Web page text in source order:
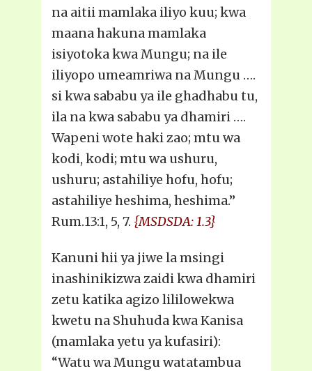
na aitii mamlaka iliyo kuu; kwa
maana hakuna mamlaka
isiyotoka kwa Mungu; na ile
iliyopo umeamriwa na Mungu ….
si kwa sababu ya ile ghadhabu tu,
ila na kwa sababu ya dhamiri ….
Wapeni wote haki zao; mtu wa
kodi, kodi; mtu wa ushuru,
ushuru; astahiliye hofu, hofu;
astahiliye heshima, heshima.”
Rum.13:1, 5, 7. {MSDSDA: 1.3}
Kanuni hii ya jiwe la msingi
inashinikizwa zaidi kwa dhamiri
zetu katika agizo lililowekwa
kwetu na Shuhuda kwa Kanisa
(mamlaka yetu ya kufasiri):
“Watu wa Mungu watatambua